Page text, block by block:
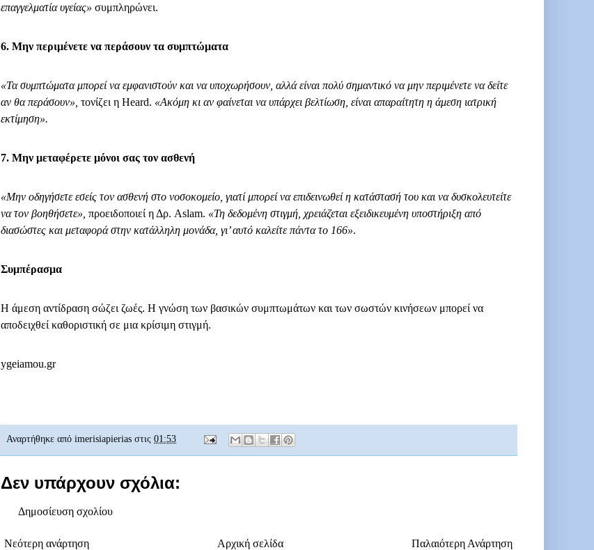
επαγγελματία υγείας» συμπληρώνει.
6. Μην περιμένετε να περάσουν τα συμπτώματα
«Τα συμπτώματα μπορεί να εμφανιστούν και να υποχωρήσουν, αλλά είναι πολύ σημαντικό να μην περιμένετε να δείτε
αν θα περάσουν», τονίζει η Heard. «Ακόμη κι αν φαίνεται να υπάρχει βελτίωση, είναι απαραίτητη η άμεση ιατρική
εκτίμηση».
7. Μην μεταφέρετε μόνοι σας τον ασθενή
«Μην οδηγήσετε εσείς τον ασθενή στο νοσοκομείο, γιατί μπορεί να επιδεινωθεί η κατάστασή του και να δυσκολευτείτε
να τον βοηθήσετε», προειδοποιεί η Δρ. Aslam. «Τη δεδομένη στιγμή, χρειάζεται εξειδικευμένη υποστήριξη από
διασώστες και μεταφορά στην κατάλληλη μονάδα, γι’ αυτό καλείτε πάντα το 166».
Συμπέρασμα
Η άμεση αντίδραση σώζει ζωές. Η γνώση των βασικών συμπτωμάτων και των σωστών κινήσεων μπορεί να
αποδειχθεί καθοριστική σε μια κρίσιμη στιγμή.
ygeiamou.gr
Αναρτήθηκε από imerisiapierias στις 01:53
Δεν υπάρχουν σχόλια:
Δημοσίευση σχολίου
Νεότερη ανάρτηση Παλαιότερη Ανάρτηση
Αρχική σελίδα